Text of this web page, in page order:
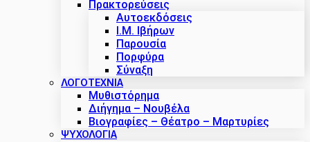
Πρακτoρεύσεις
Αυτοεκδόσεις
Ι.Μ. Ιβήρων
Παρουσία
Πορφύρα
Σύναξη
ΛΟΓΟΤΕΧΝΙΑ
Μυθιστόρημα
Διήγημα – Νουβέλα
Βιογραφίες – Θέατρο – Μαρτυρίες
ΨΥΧΟΛΟΓΙΑ